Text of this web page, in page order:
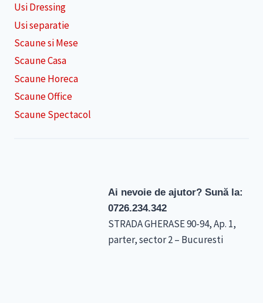
Usi Dressing
Usi separatie
Scaune si Mese
Scaune Casa
Scaune Horeca
Scaune Office
Scaune Spectacol
Ai nevoie de ajutor? Sună la:
0726.234.342
STRADA GHERASE 90-94, Ap. 1,
parter, sector 2 – Bucuresti